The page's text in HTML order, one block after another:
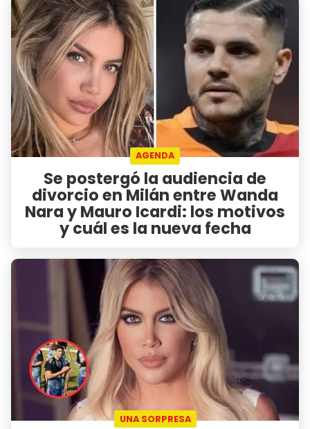
AGENDA
Se postergó la audiencia de
divorcio en Milán entre Wanda
Nara y Mauro Icardi: los motivos
y cuál es la nueva fecha
UNA SORPRESA